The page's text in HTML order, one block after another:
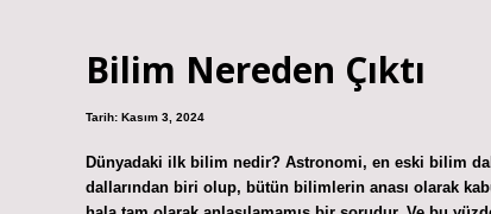
Bilim Nereden Çıktı
Tarih: Kasım 3, 2024
Dünyadaki ilk bilim nedir? Astronomi, en eski bilim
dallarından biri olup, bütün bilimlerin anası olarak